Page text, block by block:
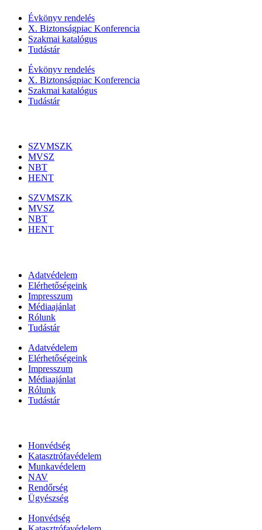
Évkönyv rendelés
X. Biztonságpiac Konferencia
Szakmai katalógus
Tudástár
Évkönyv rendelés
X. Biztonságpiac Konferencia
Szakmai katalógus
Tudástár
SZVMSZK
MVSZ
NBT
HENT
SZVMSZK
MVSZ
NBT
HENT
Adatvédelem
Elérhetőségeink
Impresszum
Médiaajánlat
Rólunk
Tudástár
Adatvédelem
Elérhetőségeink
Impresszum
Médiaajánlat
Rólunk
Tudástár
Honvédség
Katasztrófavédelem
Munkavédelem
NAV
Rendőrség
Ügyészség
Honvédség